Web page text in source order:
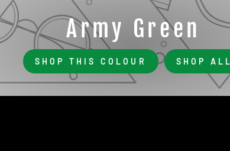
Army Green
SHOP THIS COLOUR SHOP ALL